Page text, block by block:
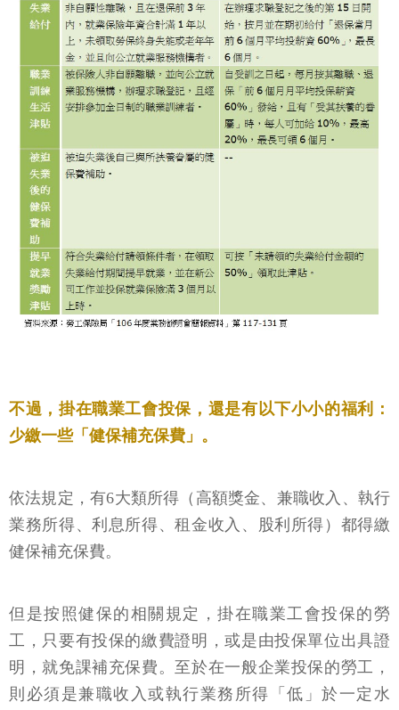
不過，掛在職業工會投保，還是有以下小小的福利：
少繳一些「健保補充保費」。
依法規定，有6大類所得（高額獎金、兼職收入、執行
業務所得、利息所得、租金收入、股利所得）都得繳
健保補充保費。
但是按照健保的相關規定，掛在職業工會投保的勞
工，只要有投保的繳費證明，或是由投保單位出具證
明，就免課補充保費。至於在一般企業投保的勞工，
則必須是兼職收入或執行業務所得「低」於一定水